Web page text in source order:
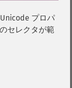
プロパ
セレクタが範